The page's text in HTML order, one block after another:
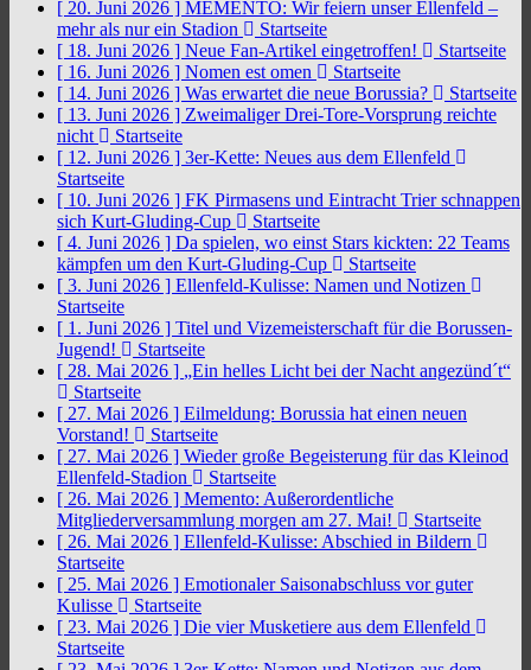
[ 20. Juni 2026 ] MEMENTO: Wir feiern unser Ellenfeld –
mehr als nur ein Stadion
Startseite
[ 18. Juni 2026 ] Neue Fan-Artikel eingetroffen!
Startseite
[ 16. Juni 2026 ] Nomen est omen
Startseite
[ 14. Juni 2026 ] Was erwartet die neue Borussia?
Startseite
[ 13. Juni 2026 ] Zweimaliger Drei-Tore-Vorsprung reichte
nicht
Startseite
[ 12. Juni 2026 ] 3er-Kette: Neues aus dem Ellenfeld
Startseite
[ 10. Juni 2026 ] FK Pirmasens und Eintracht Trier schnappen
sich Kurt-Gluding-Cup
Startseite
[ 4. Juni 2026 ] Da spielen, wo einst Stars kickten: 22 Teams
kämpfen um den Kurt-Gluding-Cup
Startseite
[ 3. Juni 2026 ] Ellenfeld-Kulisse: Namen und Notizen
Startseite
[ 1. Juni 2026 ] Titel und Vizemeisterschaft für die Borussen-
Jugend!
Startseite
[ 28. Mai 2026 ] „Ein helles Licht bei der Nacht angezünd´t“
Startseite
[ 27. Mai 2026 ] Eilmeldung: Borussia hat einen neuen
Vorstand!
Startseite
[ 27. Mai 2026 ] Wieder große Begeisterung für das Kleinod
Ellenfeld-Stadion
Startseite
[ 26. Mai 2026 ] Memento: Außerordentliche
Mitgliederversammlung morgen am 27. Mai!
Startseite
[ 26. Mai 2026 ] Ellenfeld-Kulisse: Abschied in Bildern
Startseite
[ 25. Mai 2026 ] Emotionaler Saisonabschluss vor guter
Kulisse
Startseite
[ 23. Mai 2026 ] Die vier Musketiere aus dem Ellenfeld
Startseite